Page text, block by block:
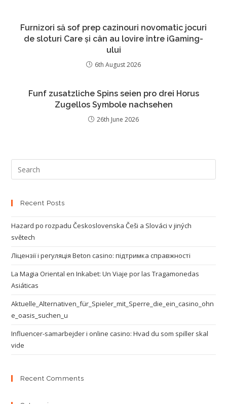
Furnizori să sof prep cazinouri novomatic jocuri
de sloturi Care și cân au lovire între iGaming-
ului
6th August 2026
Funf zusatzliche Spins seien pro drei Horus
Zugellos Symbole nachsehen
26th June 2026
Recent Posts
Hazard po rozpadu Československa Češi a Slováci v jiných
světech
Ліцензії і регуляція Beton casino: підтримка справжності
La Magia Oriental en Inkabet: Un Viaje por las Tragamonedas
Asiáticas
Aktuelle_Alternativen_für_Spieler_mit_Sperre_die_ein_casino_ohn
e_oasis_suchen_u
Influencer-samarbejder i online casino: Hvad du som spiller skal
vide
Recent Comments